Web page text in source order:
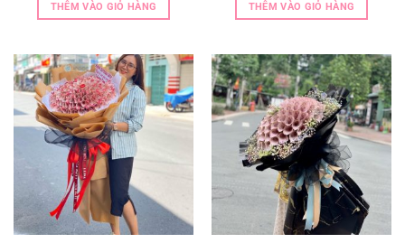
THÊM VÀO GIỎ HÀNG THÊM VÀO GIỎ HÀNG